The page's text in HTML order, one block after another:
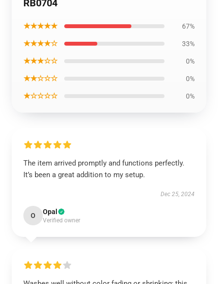
RB0704
★★★★★ 67%
★★★★☆ 33%
★★★☆☆ 0%
★★☆☆☆ 0%
★☆☆☆☆ 0%
The item arrived promptly and functions perfectly.
It’s been a great addition to my setup.
Dec 25, 2024
O Opal
Verified owner